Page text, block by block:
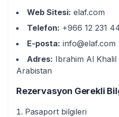
Web Sitesi: elaf.com
Telefon: +966 12 231
E-posta: info@elaf.com
Adres: Ibrahim Al
Arabistan
Rezervasyon Gerekli
Pasaport bilgileri